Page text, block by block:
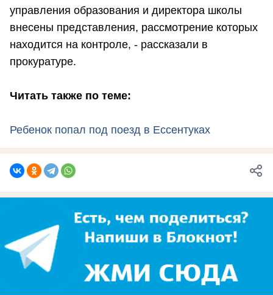
управления образования и директора школы
внесены представления, рассмотрение которых
находится на контроле, - рассказали в
прокуратуре.
Читать также по теме:
Ребенок попал под поезд в Ессентуках